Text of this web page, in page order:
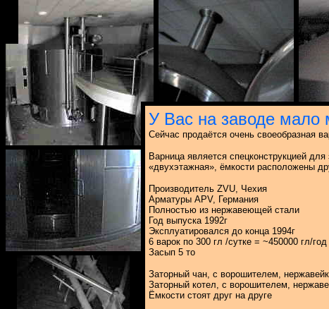
У Вас на заводе мало
Cейчас продаётся очень своеобразная
Варница является спецконструкцией
«двухэтажная», ёмкости расположены
Производитель ZVU, Чехия
Арматуры APV, Германия
Полностью из нержавеющей стали
Год выпуска 1992г
Эксплуатировался до конца 1994г
6 варок по 300 гл /сутке = ~450000 гл/год
Засып 5 то
Заторный чан, с ворошителем,
Заторный котел, с ворошителем,
Ёмкости стоят друг на друге